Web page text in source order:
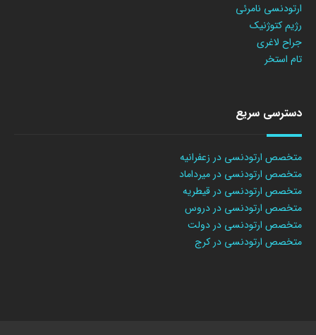
ارتودنسی نامرئی
رژیم کتوژنیک
جراح لاغری
تام استخر
دسترسی سریع
متخصص ارتودنسی در زعفرانیه
متخصص ارتودنسی در میرداماد
متخصص ارتودنسی در قیطریه
متخصص ارتودنسی در دروس
متخصص ارتودنسی در دولت
متخصص ارتودنسی در کرج